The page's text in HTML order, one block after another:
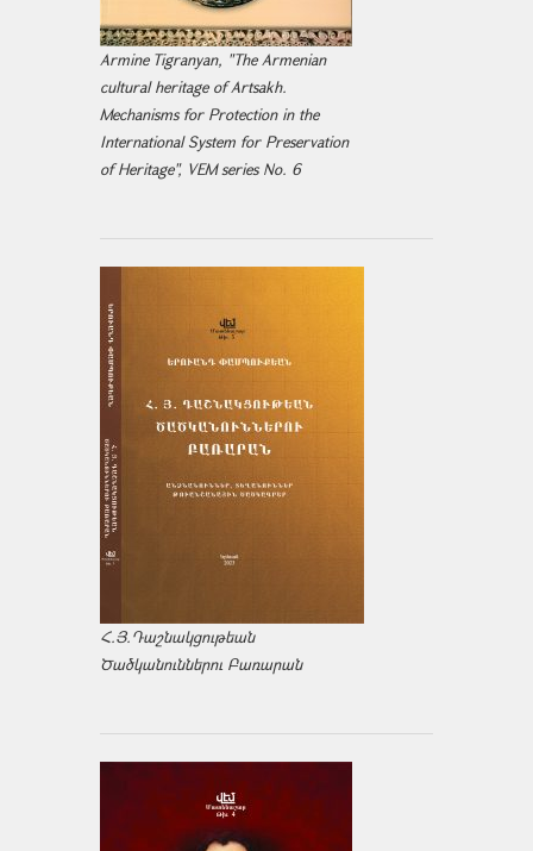
Armine Tigranyan, "The Armenian
cultural heritage of Artsakh.
Mechanisms for Protection in the
International System for Preservation
of Heritage", VEM series No. 6
Հ.Յ.Դաշնակցութեան
Ծածկանուններու Բառարան